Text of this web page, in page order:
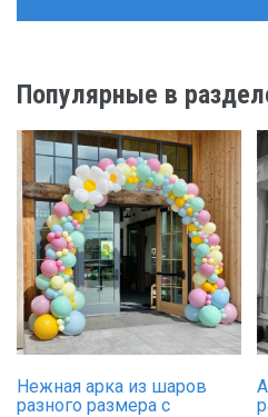
Популярные в
Нежная арка из шаров
разного размера с